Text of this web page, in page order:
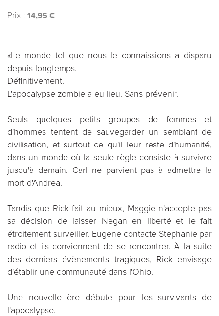
Prix : 14,95 €
«Le monde tel que nous le connaissions a disparu
depuis longtemps.
Définitivement.
L'apocalypse zombie a eu lieu. Sans prévenir.
Seuls quelques petits groupes de femmes et
d'hommes tentent de sauvegarder un semblant de
civilisation, et surtout ce qu'il leur reste d'humanité,
dans un monde où la seule règle consiste à survivre
jusqu'à demain. Carl ne parvient pas à admettre la
mort d'Andrea.
Tandis que Rick fait au mieux, Maggie n'accepte pas
sa décision de laisser Negan en liberté et le fait
étroitement surveiller. Eugene contacte Stephanie par
radio et ils conviennent de se rencontrer. À la suite
des derniers évènements tragiques, Rick envisage
d'établir une communauté dans l'Ohio.
Une nouvelle ère débute pour les survivants de
l'apocalypse.